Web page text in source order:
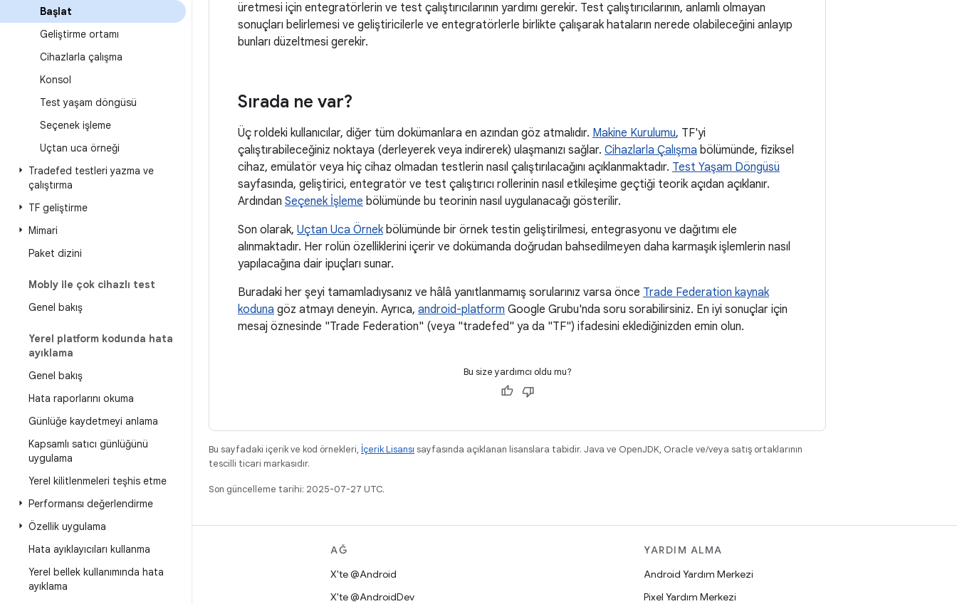
Başlat
Geliştirme ortamı
Cihazlarla çalışma
Konsol
Test yaşam döngüsü
Seçenek işleme
Uçtan uca örneği
Tradefed testleri yazma ve
çalıştırma
TF geliştirme
Mimari
Paket dizini
Mobly ile çok cihazlı test
Genel bakış
Yerel platform kodunda hata
ayıklama
Genel bakış
Hata raporlarını okuma
Günlüğe kaydetmeyi anlama
Kapsamlı satıcı günlüğünü
uygulama
Yerel kilitlenmeleri teşhis etme
Performansı değerlendirme
Özellik uygulama
Hata ayıklayıcıları kullanma
Yerel bellek kullanımında hata
ayıklama
üretmesi için entegratörlerin ve test çalıştırıcılarının yardımı gerekir. Test çalıştırıcılarının, anlamlı olmayan
sonuçları belirlemesi ve geliştiricilerle ve entegratörlerle birlikte çalışarak hataların nerede olabileceğini anlayıp
bunları düzeltmesi gerekir.
Sırada ne var?
Üç roldeki kullanıcılar, diğer tüm dokümanlara en azından göz atmalıdır. Makine Kurulumu, TF'yi
çalıştırabileceğiniz noktaya (derleyerek veya indirerek) ulaşmanızı sağlar. Cihazlarla Çalışma bölümünde, fiziksel
cihaz, emülatör veya hiç cihaz olmadan testlerin nasıl çalıştırılacağını açıklanmaktadır. Test Yaşam Döngüsü
sayfasında, geliştirici, entegratör ve test çalıştırıcı rollerinin nasıl etkileşime geçtiği teorik açıdan açıklanır.
Ardından Seçenek İşleme bölümünde bu teorinin nasıl uygulanacağı gösterilir.
Son olarak, Uçtan Uca Örnekbölümünde bir örnek testin geliştirilmesi, entegrasyonu ve dağıtımı ele
alınmaktadır. Her rolün özelliklerini içerir ve dokümanda doğrudan bahsedilmeyen daha karmaşık işlemlerin nasıl
yapılacağına dair ipuçları sunar.
Buradaki her şeyi tamamladıysanız ve hâlâ yanıtlanmamış sorularınız varsa önce Trade Federation kaynak
koduna göz atmayı deneyin. Ayrıca, android-platform Google Grubu'nda soru sorabilirsiniz. En iyi sonuçlar için
mesaj öznesinde "Trade Federation" (veya "tradefed" ya da "TF") ifadesini eklediğinizden emin olun.
Bu size yardımcı oldu mu?
Bu sayfadaki içerik ve kod örnekleri, İçerik Lisansı sayfasında açıklanan lisanslara tabidir. Java ve OpenJDK, Oracle ve/veya satış ortaklarının
tescilli ticari markasıdır.
Son güncelleme tarihi: 2025-07-27 UTC.
DERLEME
Android kod deposu
AĞ
X'te @Android
X'te @AndroidDev
YARDIM ALMA
Android Yardım Merkezi
Pixel Yardım Merkezi